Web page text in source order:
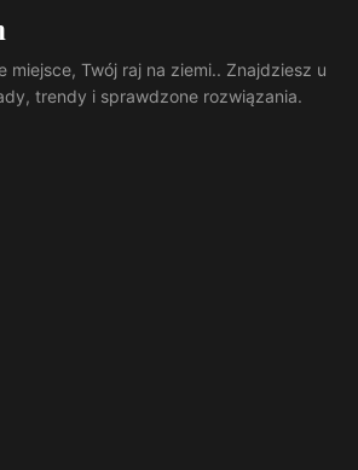
miejsce, Twój raj na ziemi.. Znajdziesz u
trendy i sprawdzone rozwiązania.